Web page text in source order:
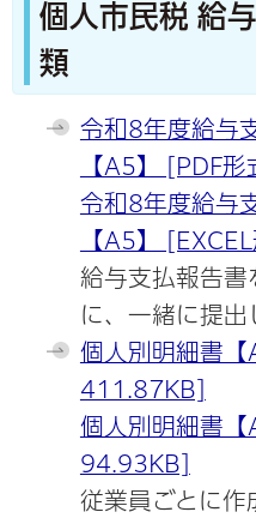
個人市民税 給
類
令和8年度給与
【A5】 [PDF
令和8年度給与
【A5】
給与支払報告書
に、一緒に提出
個人別明細書【
411.87KB]
個人別明細書【
94.93KB]
従業員ごとに作